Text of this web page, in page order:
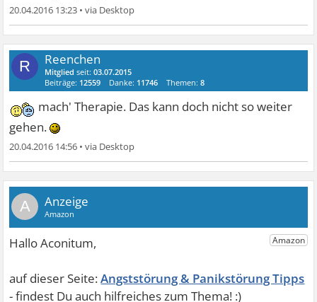
20.04.2016 13:23 •
R Reenchen
Mitglied seit:03.07.2015
Beiträge: 12559 Danke: 11746 Themen:8
mach' Therapie. Das kann doch nicht so weiter
gehen.
20.04.2016 14:56 •
A
Angststörung & Panikstörung Tipps